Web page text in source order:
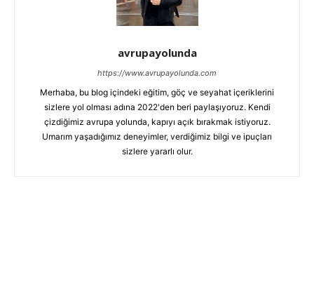
avrupayolunda
https://www.avrupayolunda.com
Merhaba, bu blog içindeki eğitim, göç ve seyahat içeriklerini
sizlere yol olması adına 2022'den beri paylaşıyoruz. Kendi
çizdiğimiz avrupa yolunda, kapıyı açık bırakmak istiyoruz.
Umarım yaşadığımız deneyimler, verdiğimiz bilgi ve ipuçları
sizlere yararlı olur.